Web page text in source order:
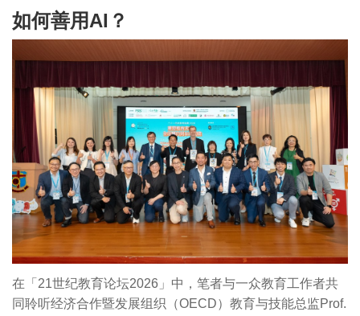
如何善用AI？
在「21世纪教育论坛2026」中，笔者与一众教育工作者共
同聆听经济合作暨发展组织（OECD）教育与技能总监Prof.